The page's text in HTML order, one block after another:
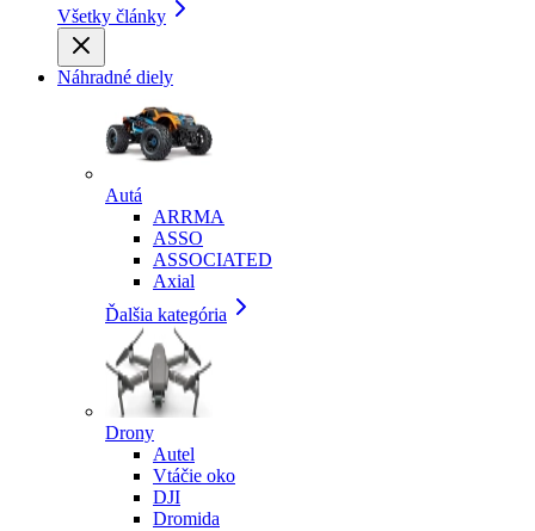
Všetky články
Náhradné diely
Autá
ARRMA
ASSO
ASSOCIATED
Axial
Ďalšia kategória
Drony
Autel
Vtáčie oko
DJI
Dromida